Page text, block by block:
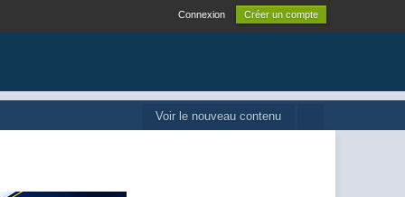
Connexion Créer un compte
Voir le nouveau contenu